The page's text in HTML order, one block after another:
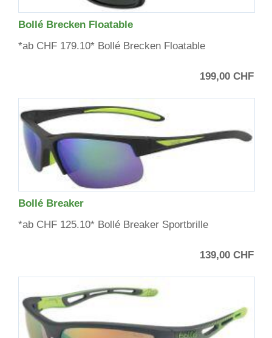
Bollé Brecken Floatable
*ab CHF 179.10* Bollé Brecken Floatable
199,00 CHF
Bollé Breaker
*ab CHF 125.10* Bollé Breaker Sportbrille
139,00 CHF